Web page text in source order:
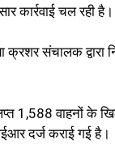
कार्रवाई चल रही है।
क्रशर संचालक
1,588 वाहनों के
दर्ज कराई गई है।